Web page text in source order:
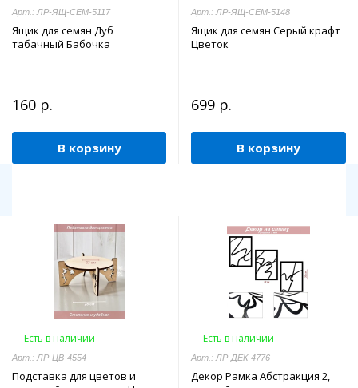
Арт.: ЛР-ЯЩ-СЕМ-5117
Ящик для семян Дуб
табачный Бабочка
160 р.
В корзину
Арт.: ЛР-ЯЩ-СЕМ-5148
Ящик для семян Серый крафт
Цветок
699 р.
В корзину
Есть в наличии
Арт.: ЛР-ЦВ-4554
Подставка для цветов и
Есть в наличии
Арт.: ЛР-ДЕК-4776
Декор Рамка Абстракция 2,